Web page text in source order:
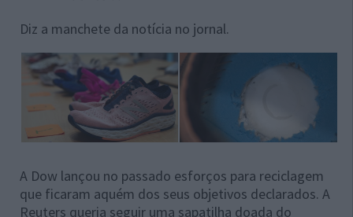
Diz a manchete da notícia no jornal.
A Dow lançou no passado esforços para reciclagem
que ficaram aquém dos seus objetivos declarados. A
Reuters queria seguir uma sapatilha doada do